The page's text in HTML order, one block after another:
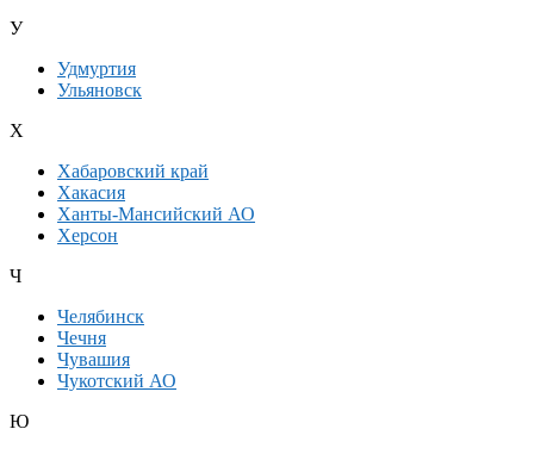
У
Удмуртия
Ульяновск
Х
Хабаровский край
Хакасия
Ханты-Мансийский АО
Херсон
Ч
Челябинск
Чечня
Чувашия
Чукотский АО
Ю